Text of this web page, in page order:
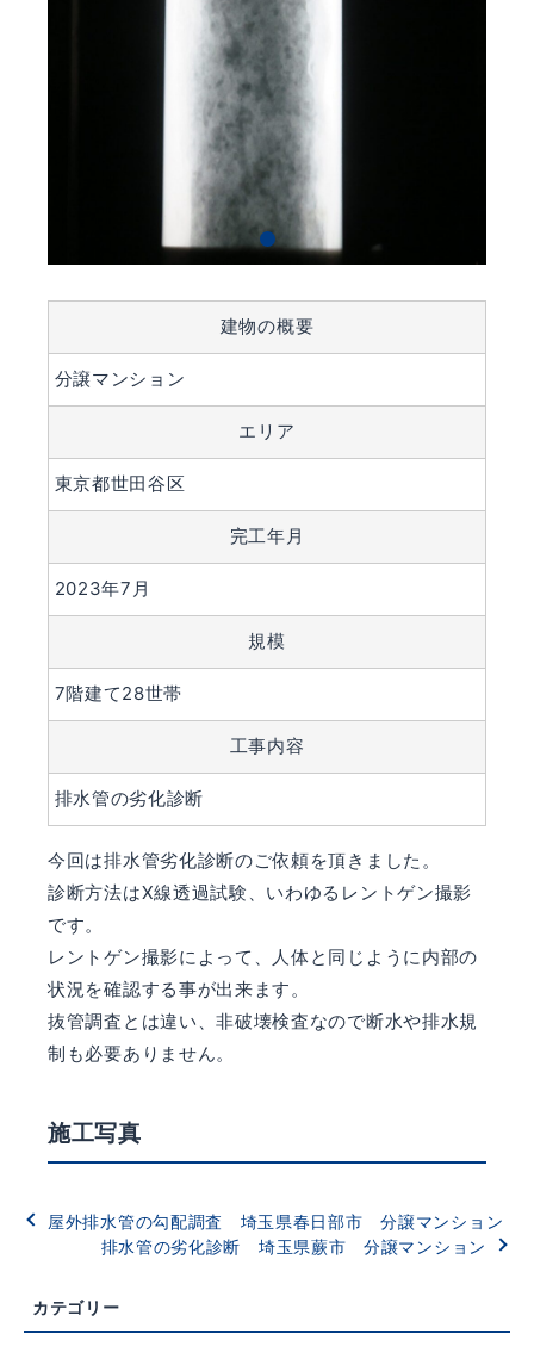
建物の概要
分譲マンション
エリア
東京都世田谷区
完工年月
2023年7月
規模
7階建て28世帯
工事内容
排水管の劣化診断
今回は排水管劣化診断のご依頼を頂きました。
診断方法はX線透過試験、いわゆるレントゲン撮影
です。
レントゲン撮影によって、人体と同じように内部の
状況を確認する事が出来ます。
抜管調査とは違い、非破壊検査なので断水や排水規
制も必要ありません。
施工写真
屋外排水管の勾配調査 埼玉県春日部市 分譲マンション
排水管の劣化診断 埼玉県蕨市 分譲マンション